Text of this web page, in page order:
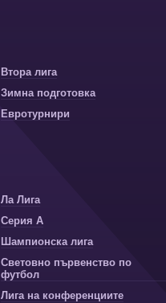
Втора лига
Зимна подготовка
Евротурнири
Ла Лига
Серия А
Шампионска лига
Световно първенство по
футбол
Лига на конференциите